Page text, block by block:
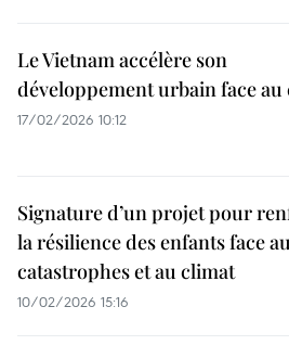
Le Vietnam accélère son
développement urbain face
17/02/2026 10:12
Signature d’un projet pour
la résilience des enfants face
catastrophes et au climat
10/02/2026 15:16